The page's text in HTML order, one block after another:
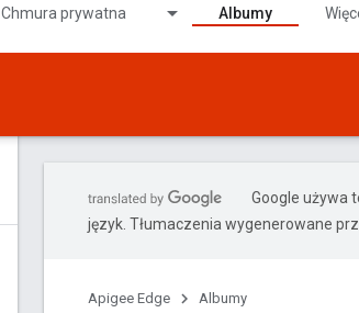
Chmura prywatna Albumy
Google używa
język. Tłumaczenia wygenerowane
Apigee Edge Albumy